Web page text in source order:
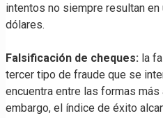
intentos no siempre resultan en
dólares.
Falsificación de cheques: la
tercer tipo de fraude que se
encuentra entre las formas más
embargo, el índice de éxito